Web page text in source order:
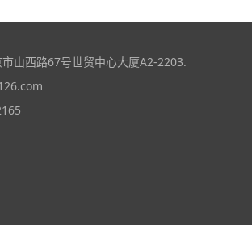
山西路67号世贸中心大厦A2-2203.